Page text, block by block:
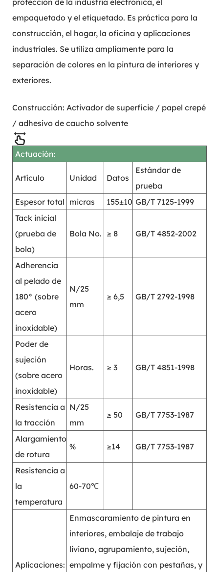
protección de la industria electrónica, el
empaquetado y el etiquetado. Es práctica para la
construcción, el hogar, la oficina y aplicaciones
industriales. Se utiliza ampliamente para la
separación de colores en la pintura de interiores y
exteriores.
Construcción: Activador de superficie / papel crepé
/ adhesivo de caucho solvente
Actuación:
Artículo Unidad Datos
Estándar de
prueba
Espesor total micras 155±10 GB/T 7125-1999
Tack inicial
(prueba de
bola)
Bola No. ≥ 8 GB/T 4852-2002
Adherencia
al pelado de
180° (sobre
acero
inoxidable)
N/25
mm
≥ 6,5 GB/T 2792-1998
Poder de
sujeción
(sobre acero
inoxidable)
Horas. ≥ 3 GB/T 4851-1998
Resistencia a
la tracción
N/25
mm
≥ 50 GB/T 7753-1987
Alargamiento
de rotura
% ≥14 GB/T 7753-1987
Resistencia a
la
temperatura
60-70℃
Aplicaciones:
Enmascaramiento de pintura en
interiores, embalaje de trabajo
liviano, agrupamiento, sujeción,
empalme y fijación con pestañas, y